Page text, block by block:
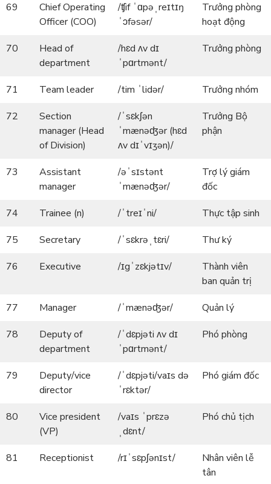
69
Chief Operating
Officer (COO)
/ʧif ˈɑpəˌreɪtɪŋ
ˈɔfəsər/
Trưởng phòng
hoạt động
70
Head of
department
/hɛd ʌv dɪ
ˈpɑrtmənt/
Trưởng phòng
71 Team leader /tim ˈlidər/
Trưởng nhóm
72
Section
manager (Head
of Division)
/ˈsɛkʃən
ˈmænəʤər (hɛd
ʌv dɪˈvɪʒən)/
Trưởng Bộ
phận
73
Assistant
manager
/əˈsɪstənt
ˈmænəʤər/
Trợ lý giám
đốc
74
Trainee (n) /ˈtreɪˈni/
Thực tập sinh
75
Secretary /ˈsɛkrəˌtɛri/
Thư ký
76
Executive /ɪgˈzɛkjətɪv/
Thành viên
ban quản trị
77
Manager /ˈmænəʤər/
Quản lý
78
Deputy of
department
/ˈdɛpjəti ʌv dɪ
ˈpɑrtmənt/
Phó phòng
79
Deputy/vice
director
/ˈdɛpjəti/vaɪs də
ˈrɛktər/
Phó giám đốc
80
Vice president
(VP)
/vaɪs ˈprɛzə
ˌdɛnt/
Phó chủ tịch
81 Receptionist /rɪˈsɛpʃənɪst/
Nhân viên lễ
tân